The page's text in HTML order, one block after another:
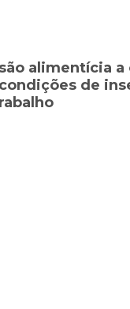
alimentícia a
de